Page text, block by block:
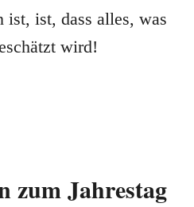
ist, ist, dass alles, was
wird!
zum Jahrestag